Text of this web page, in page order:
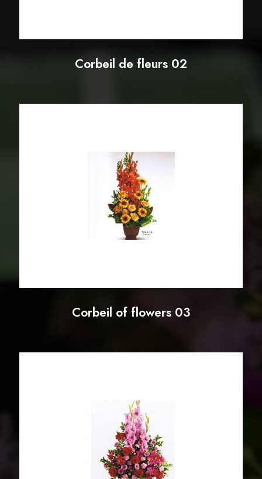
Corbeil de fleurs 02
Corbeil of flowers 03